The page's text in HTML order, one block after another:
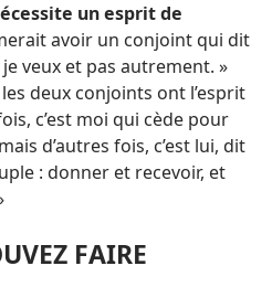
un esprit de
avoir un conjoint qui dit
veux et pas autrement. »
deux conjoints ont l’esprit
c’est moi qui cède pour
d’autres fois, c’est lui, dit
: donner et recevoir, et
FAIRE